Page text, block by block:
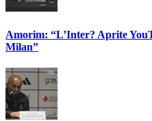
Amorim: “L’Inter? Aprite
Milan”